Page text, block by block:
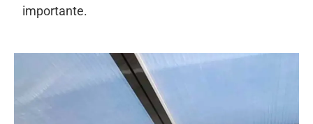
importante.